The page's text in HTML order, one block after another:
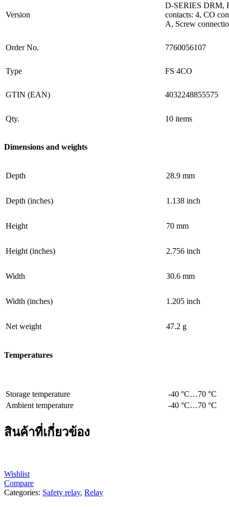
Version
D-SERIES DRM,
contacts: 4, CO
A, Screw
Order No. 7760056107
Type FS 4CO
GTIN (EAN) 4032248855575
Qty. 10 items
Dimensions and weights
Depth 28.9 mm
Depth (inches) 1.138 inch
Height 70 mm
Height (inches) 2.756 inch
Width 30.6 mm
Width (inches) 1.205 inch
Net weight 47.2 g
Temperatures
Storage temperature
-40 °C…70 °C
Ambient temperature
-40 °C…70 °C
สินค้าที่เกี่ยวข้อง
Wishlist
Compare
Categories: Safety relay, Relay